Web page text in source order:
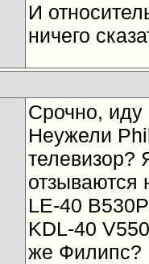
И
ничего
Срочно, иду
Неужели
телевизор?
отзываются
LE-40
KDL-40
же Филипс?